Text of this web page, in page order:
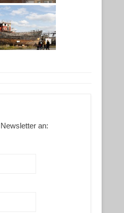
an: